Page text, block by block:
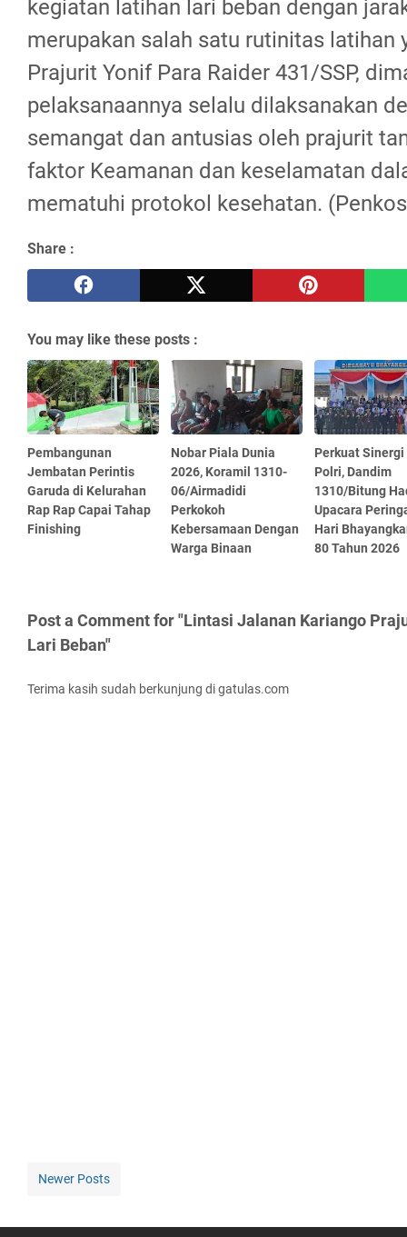
kegiatan latihan lari beban dengan
merupakan salah satu rutinitas latihan
Prajurit Yonif Para Raider 431/SSP,
pelaksanaannya selalu dilaksanakan
semangat dan antusias oleh prajurit
faktor Keamanan dan keselamatan
mematuhi protokol kesehatan.
Share :
You may like these posts :
Pembangunan
Jembatan Perintis
Garuda di Kelurahan
Rap Rap Capai Tahap
Finishing
Nobar Piala Dunia
2026, Koramil 1310-
06/Airmadidi
Perkokoh
Kebersamaan Dengan
Warga Binaan
Perkuat Sinergi
Polri, Dandim
1310/Bitung
Upacara
Hari
80 Tahun 2026
Post a Comment for "Lintasi Jalanan Kariango
Lari Beban"
Terima kasih sudah berkunjung di gatulas.com
Newer Posts